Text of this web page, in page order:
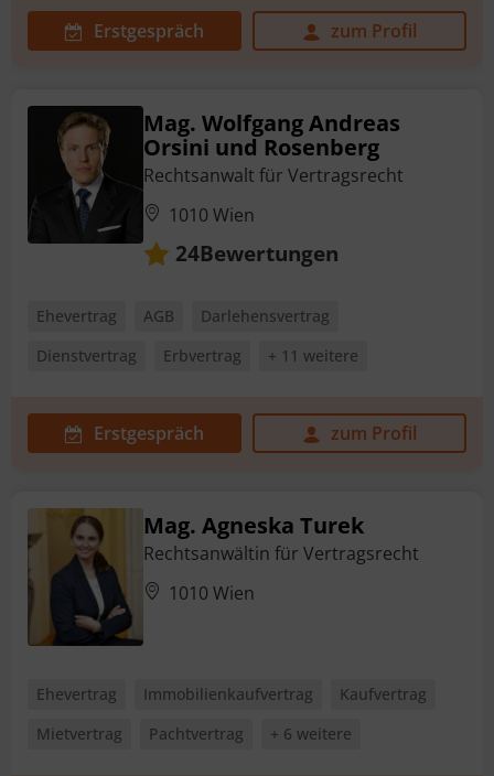
Erstgespräch zum Profil
Mag. Wolfgang Andreas
Orsini und Rosenberg
Rechtsanwalt für Vertragsrecht
1010 Wien
24Bewertungen
Ehevertrag AGB
Darlehensvertrag
Dienstvertrag
Erbvertrag + 11 weitere
Erstgespräch zum Profil
Mag. Agneska Turek
Rechtsanwältin für Vertragsrecht
1010 Wien
Ehevertrag Immobilienkaufvertrag
Kaufvertrag
Mietvertrag
Pachtvertrag + 6 weitere